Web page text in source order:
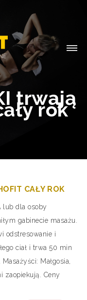
trwają
rok
CAŁY ROK
lub dla osoby
gabinecie masażu.
odstresowanie i
ciał i trwa 50 min
Małgosia,
zaopiekują. Ceny